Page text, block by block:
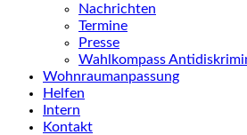
Nachrichten
Termine
Presse
Wahlkompass
Wohnraumanpassung
Helfen
Intern
Kontakt